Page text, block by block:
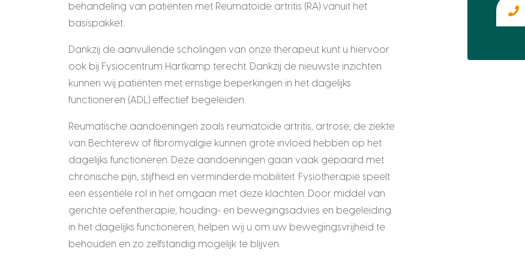
behandeling van patiënten met Reumatoïde artritis (RA) vanuit het
basispakket.
Dankzij de aanvullende scholingen van onze therapeut kunt u hiervoor
ook bij Fysiocentrum Hartkamp terecht. Dankzij de nieuwste inzichten
kunnen wij patiënten met ernstige beperkingen in het dagelijks
functioneren (ADL) effectief begeleiden.
Reumatische aandoeningen zoals reumatoïde artritis, artrose, de ziekte
van Bechterew of fibromyalgie kunnen grote invloed hebben op het
dagelijks functioneren. Deze aandoeningen gaan vaak gepaard met
chronische pijn, stijfheid en verminderde mobiliteit. Fysiotherapie speelt
een essentiële rol in het omgaan met deze klachten. Door middel van
gerichte oefentherapie, houding- en bewegingsadvies en begeleiding
in het dagelijks functioneren, helpen wij u om uw bewegingsvrijheid te
behouden en zo zelfstandig mogelijk te blijven.